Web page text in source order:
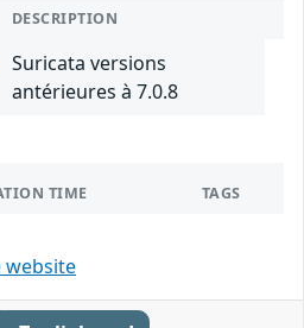
DESCRIPTION
Suricata versions
antérieures à 7.0.8
TIME TAGS
website